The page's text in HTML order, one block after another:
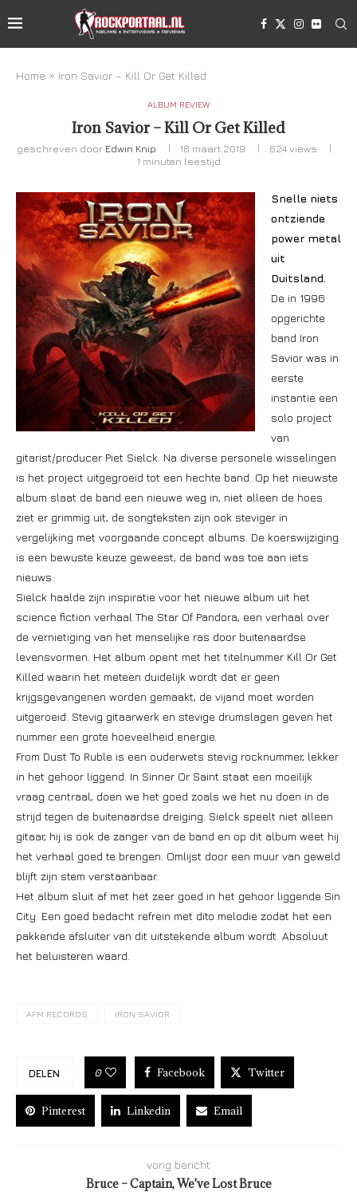
Home » Iron Savior – Kill Or Get Killed
ALBUM REVIEW
Iron Savior – Kill Or Get Killed
geschreven door Edwin Knip 18 maart 2019 624views
1 minuten leestijd
Snelle niets
ontziende
power metal
uit
Duitsland.
De in 1996
opgerichte
band Iron
Savior was in
eerste
instantie een
solo project
van
gitarist/producer Piet Sielck. Na diverse personele wisselingen
is het project uitgegroeid tot een hechte band. Op het nieuwste
album slaat de band een nieuwe weg in, niet alleen de hoes
ziet er grimmig uit, de songteksten zijn ook steviger in
vergelijking met voorgaande concept albums. De koerswijziging
is een bewuste keuze geweest, de band was toe aan iets
nieuws.
Sielck haalde zijn inspiratie voor het nieuwe album uit het
science fiction verhaal The Star Of Pandora, een verhaal over
de vernietiging van het menselijke ras door buitenaardse
levensvormen. Het album opent met het titelnummer Kill Or Get
Killed waarin het meteen duidelijk wordt dat er geen
krijgsgevangenen worden gemaakt, de vijand moet worden
uitgeroeid. Stevig gitaarwerk en stevige drumslagen geven het
nummer een grote hoeveelheid energie.
From Dust To Ruble is een ouderwets stevig rocknummer, lekker
in het gehoor liggend. In Sinner Or Saint staat een moeilijk
vraag centraal, doen we het goed zoals we het nu doen in de
strijd tegen de buitenaardse dreiging. Sielck speelt niet alleen
gitaar, hij is ook de zanger van de band en op dit album weet hij
het verhaal goed te brengen. Omlijst door een muur van geweld
blijft zijn stem verstaanbaar.
Het album sluit af met het zeer goed in het gehoor liggende Sin
City. Een goed bedacht refrein met dito melodie zodat het een
pakkende afsluiter van dit uitstekende album wordt. Absoluut
het beluisteren waard.
AFM RECORDS IRON SAVIOR
DELEN 0 Facebook Twitter
Pinterest Linkedin Email
vorig bericht
Bruce – Captain, We've Lost Bruce